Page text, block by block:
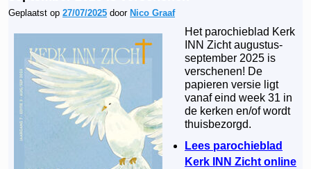
Geplaatst op 27/07/2025 door Nico Graaf
Het parochieblad Kerk
INN Zicht augustus-
september 2025 is
verschenen! De
papieren versie ligt
vanaf eind week 31 in
de kerken en/of wordt
thuisbezorgd.
Lees parochieblad
Kerk INN Zicht online